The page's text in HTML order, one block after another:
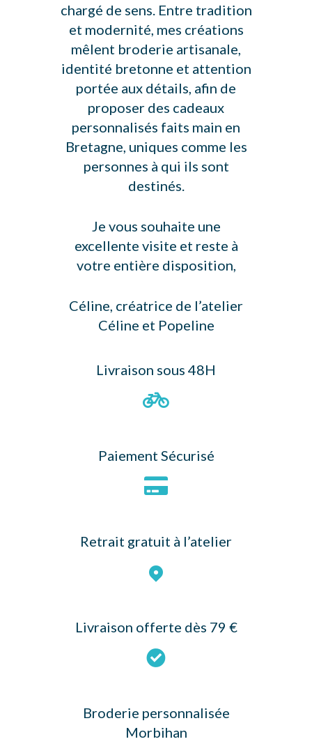
chargé de sens. Entre tradition
et modernité, mes créations
mêlent broderie artisanale,
identité bretonne et attention
portée aux détails, afin de
proposer des cadeaux
personnalisés faits main en
Bretagne, uniques comme les
personnes à qui ils sont
destinés.
Je vous souhaite une
excellente visite et reste à
votre entière disposition,
Céline, créatrice de l’atelier
Céline et Popeline
Livraison sous 48H
Paiement Sécurisé
Retrait gratuit à l’atelier
Livraison offerte dès 79 €
Broderie personnalisée
Morbihan